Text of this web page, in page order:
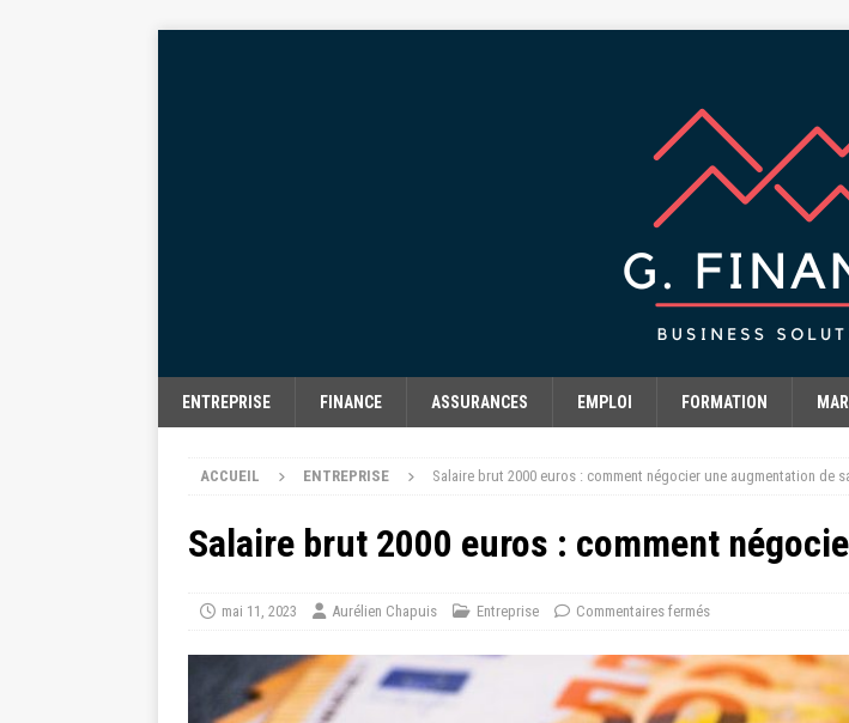
ENTREPRISE FINANCE ASSURANCES EMPLOI FORMATION
ACCUEIL ENTREPRISE Salaire brut 2000 euros : comment négocier une augmentation de
Salaire brut 2000 euros : comment
mai 11, 2023 Aurélien Chapuis Entreprise Commentaires fermés